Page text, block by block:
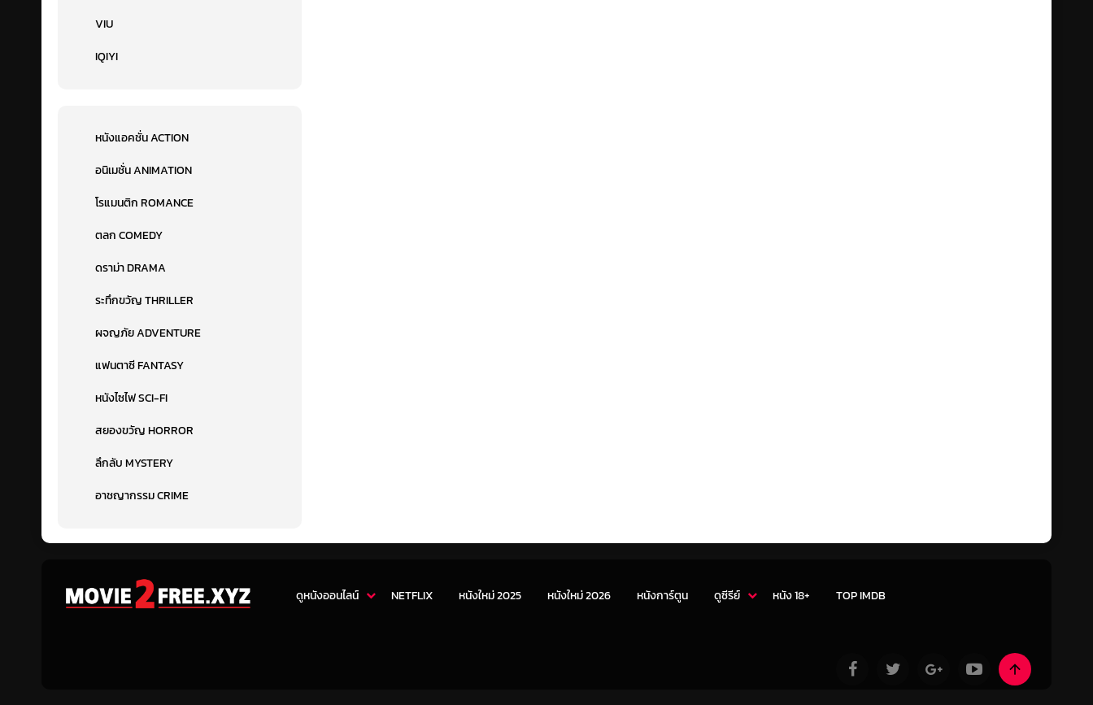
VIU
IQIYI
หนังแอคชั่น ACTION
อนิเมชั่น ANIMATION
โรแมนติก ROMANCE
ตลก COMEDY
ดราม่า DRAMA
ระทึกขวัญ THRILLER
ผจญภัย ADVENTURE
แฟนตาซี FANTASY
หนังไซไฟ SCI-FI
สยองขวัญ HORROR
ลึกลับ MYSTERY
อาชญากรรม CRIME
ดูหนังออนไลน์ NETFLIX หนังใหม่ 2025 หนังใหม่ 2026 หนังการ์ตูน ดูซีรีย์ หนัง 18+ TOP IMDB